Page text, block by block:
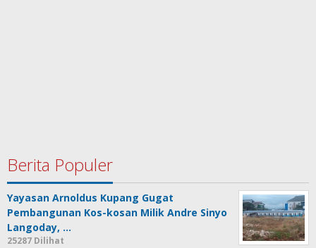
Berita Populer
Yayasan Arnoldus Kupang Gugat
Pembangunan Kos-kosan Milik Andre Sinyo
Langoday, …
25287 Dilihat